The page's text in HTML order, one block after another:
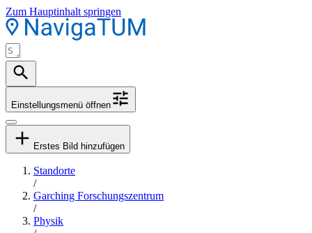
Zum Hauptinhalt springen
Einstellungsmenü öffnen
Erstes Bild hinzufügen
Standorte
/
Garching Forschungszentrum
/
Physik